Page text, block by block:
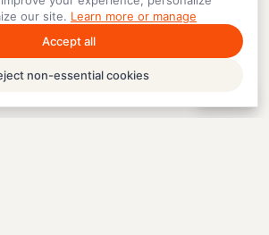
our site. Learn more or manage
Accept all
non-essential cookies